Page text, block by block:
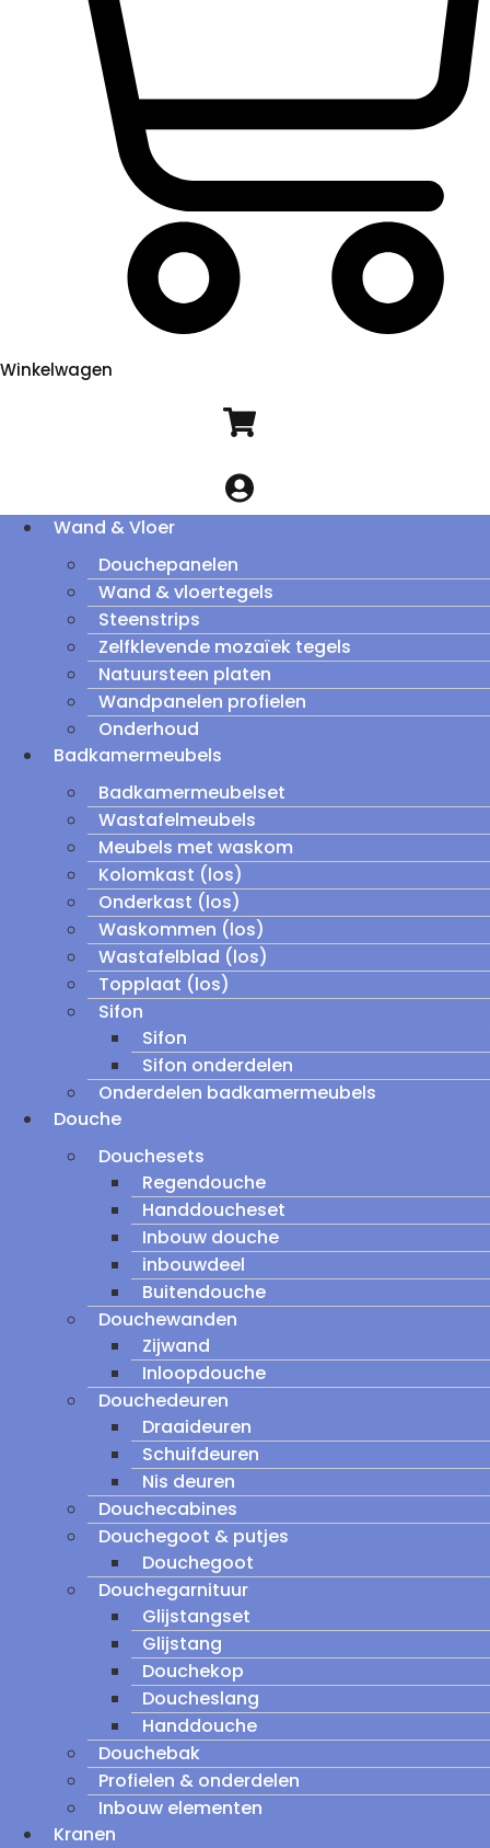
Winkelwagen
Wand & Vloer
Douchepanelen
Wand & vloertegels
Steenstrips
Zelfklevende mozaïek tegels
Natuursteen platen
Wandpanelen profielen
Onderhoud
Badkamermeubels
Badkamermeubelset
Wastafelmeubels
Meubels met waskom
Kolomkast (los)
Onderkast (los)
Waskommen (los)
Wastafelblad (los)
Topplaat (los)
Sifon
Sifon
Sifon onderdelen
Onderdelen badkamermeubels
Douche
Douchesets
Regendouche
Handdoucheset
Inbouw douche
inbouwdeel
Buitendouche
Douchewanden
Zijwand
Inloopdouche
Douchedeuren
Draaideuren
Schuifdeuren
Nis deuren
Douchecabines
Douchegoot & putjes
Douchegoot
Douchegarnituur
Glijstangset
Glijstang
Douchekop
Doucheslang
Handdouche
Douchebak
Profielen & onderdelen
Inbouw elementen
Kranen